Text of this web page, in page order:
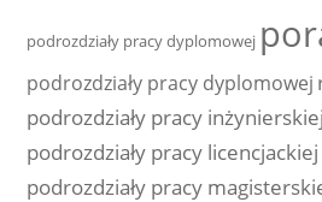
podrozdziały pracy dyplomowej
podrozdziały pracy dyplomowej
podrozdziały pracy inżynierskiej
podrozdziały pracy licencjackiej
podrozdziały pracy